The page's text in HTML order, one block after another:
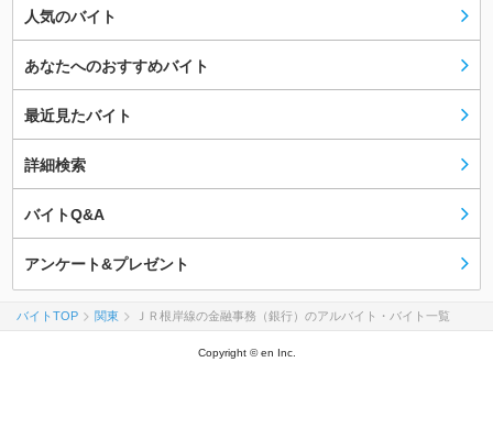
人気のバイト
あなたへのおすすめバイト
最近見たバイト
詳細検索
バイトQ&A
アンケート&プレゼント
バイトTOP 関東 ＪＲ根岸線の金融事務（銀行）のアルバイト・バイト一覧
Copyright © en Inc.